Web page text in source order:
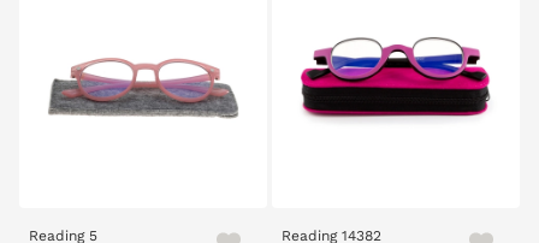
Reading 5 Reading 14382